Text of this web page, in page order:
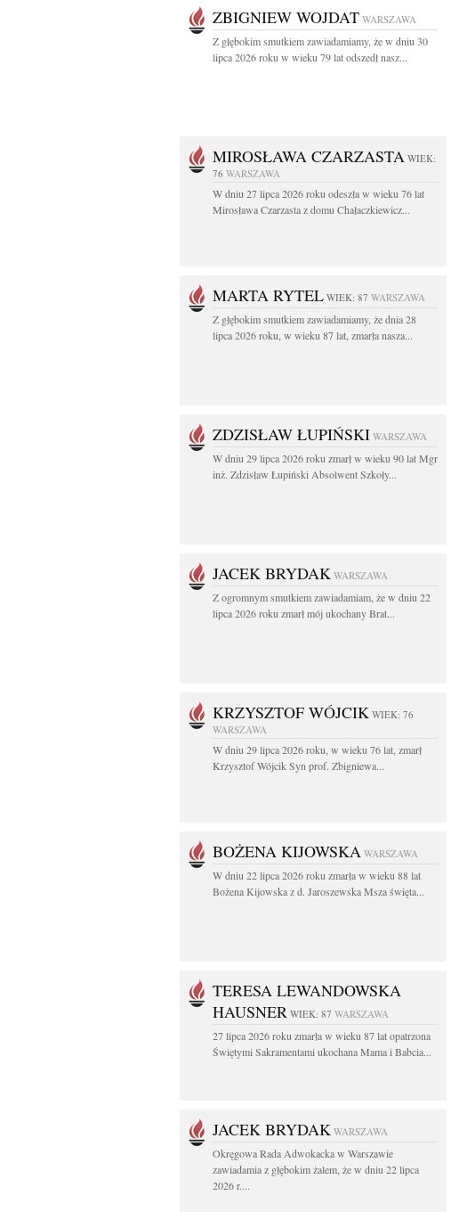
ZBIGNIEW WOJDAT WARSZAWA
Z głębokim smutkiem zawiadamiamy, że w dniu 30
lipca 2026 roku w wieku 79 lat odszedł nasz...
MIROSŁAWA CZARZASTA WIEK:
76 WARSZAWA
W dniu 27 lipca 2026 roku odeszła w wieku 76 lat
Mirosława Czarzasta z domu Chałaczkiewicz...
MARTA RYTEL WIEK: 87 WARSZAWA
Z głębokim smutkiem zawiadamiamy, że dnia 28
lipca 2026 roku, w wieku 87 lat, zmarła nasza...
ZDZISŁAW ŁUPIŃSKI WARSZAWA
W dniu 29 lipca 2026 roku zmarł w wieku 90 lat Mgr
inż. Zdzisław Łupiński Absolwent Szkoły...
JACEK BRYDAK WARSZAWA
Z ogromnym smutkiem zawiadamiam, że w dniu 22
lipca 2026 roku zmarł mój ukochany Brat...
KRZYSZTOF WÓJCIK WIEK: 76
WARSZAWA
W dniu 29 lipca 2026 roku, w wieku 76 lat, zmarł
Krzysztof Wójcik Syn prof. Zbigniewa...
BOŻENA KIJOWSKA WARSZAWA
W dniu 22 lipca 2026 roku zmarła w wieku 88 lat
Bożena Kijowska z d. Jaroszewska Msza święta...
TERESA LEWANDOWSKA
HAUSNER WIEK: 87 WARSZAWA
27 lipca 2026 roku zmarła w wieku 87 lat opatrzona
Świętymi Sakramentami ukochana Mama i Babcia...
JACEK BRYDAK WARSZAWA
Okręgowa Rada Adwokacka w Warszawie
zawiadamia z głębokim żalem, że w dniu 22 lipca
2026 r....